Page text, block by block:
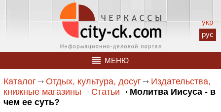
укр
рус
МЕНЮ
Каталог Отдых, культура, досуг
Издательства,
книжные магазины
Статьи
Молитва Иисуса - в
чем ее суть?